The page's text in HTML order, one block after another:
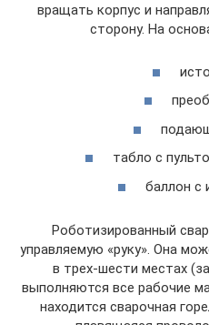
вращать корпус и
сторону. На
табло с
баллон с
Роботизированный
управляемую «руку». Она
в трех-шести местах
выполняются все рабочие
находится сварочная